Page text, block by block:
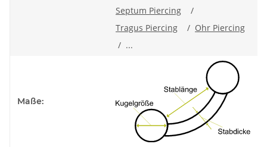
Septum Piercing
/
Tragus Piercing
/ Ohr Piercing
/ ...
Maße: